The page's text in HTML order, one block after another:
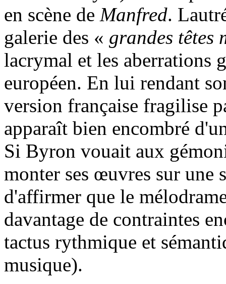
en scène de Manfred.
galerie des « grandes têtes
lacrymal et les aberrations
européen. En lui rendant
version française fragilise
apparaît bien encombré
Si Byron vouait aux
monter ses œuvres sur une
d'affirmer que le
davantage de contraintes
tactus rythmique et
musique).